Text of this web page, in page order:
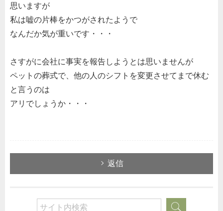
思いますが
私は嘘の片棒をかつがされたようで
なんだか気が重いです・・・
さすがに会社に事実を報告しようとは思いませんが
ペットの葬式で、他の人のシフトを変更させてまで休む
と言うのは
アリでしょうか・・・
返信